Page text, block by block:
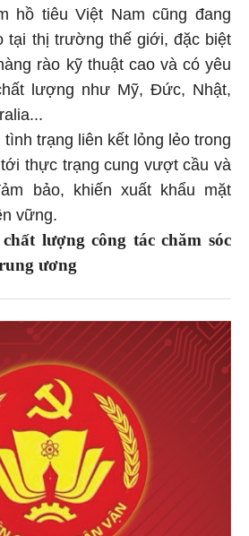
hồ tiêu Việt Nam cũng đang
tại thị trường thế giới, đặc biệt
rào kỹ thuật cao và có yêu
lượng như Mỹ, Đức, Nhật,
trạng liên kết lỏng lẻo trong
thực trạng cung vượt cầu và
bảo, khiến xuất khẩu mặt
vững.
lượng công tác chăm sóc
ương